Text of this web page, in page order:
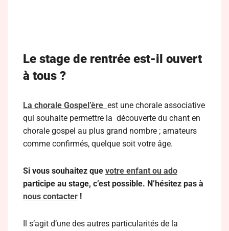
Le stage de rentrée est-il ouvert
à tous ?
La chorale Gospel’ère est une chorale associative
qui souhaite permettre la découverte du chant en
chorale gospel au plus grand nombre ; amateurs
comme confirmés, quelque soit votre âge.
Si vous souhaitez que votre enfant ou ado
participe au stage, c’est possible. N’hésitez pas à
nous contacter !
Il s’agit d’une des autres particularités de la